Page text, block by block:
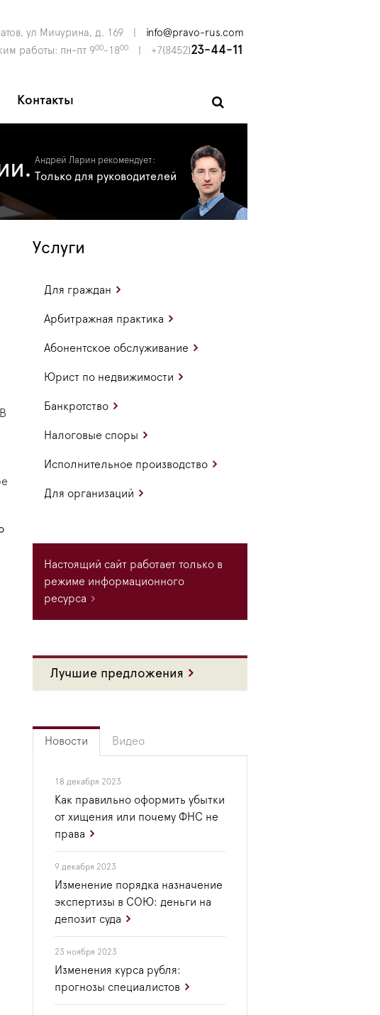
ул Мичурина, д. 169
info@pravo-rus.com
работы: пн-пт 900-1800 +7(8452)23-44-11
Контакты
Андрей Ларин рекомендует:
Только для руководителей
Услуги
Для граждан
Арбитражная практика
Абонентское обслуживание
Юрист по недвижимости
Банкротство
Налоговые споры
Исполнительное производство
Для организаций
Настоящий сайт работает только в
режиме информационного
ресурса
Лучшие предложения
Новости Видео
18 декабря 2023
Как правильно оформить убытки
от хищения или почему ФНС не
права
9 декабря 2023
Изменение порядка назначение
экспертизы в СОЮ: деньги на
депозит суда
23 ноября 2023
Изменения курса рубля:
прогнозы специалистов